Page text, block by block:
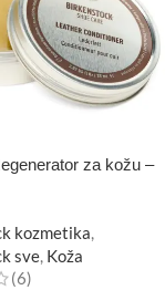
za kožu –
kozmetika,
sve, Koža
(6)